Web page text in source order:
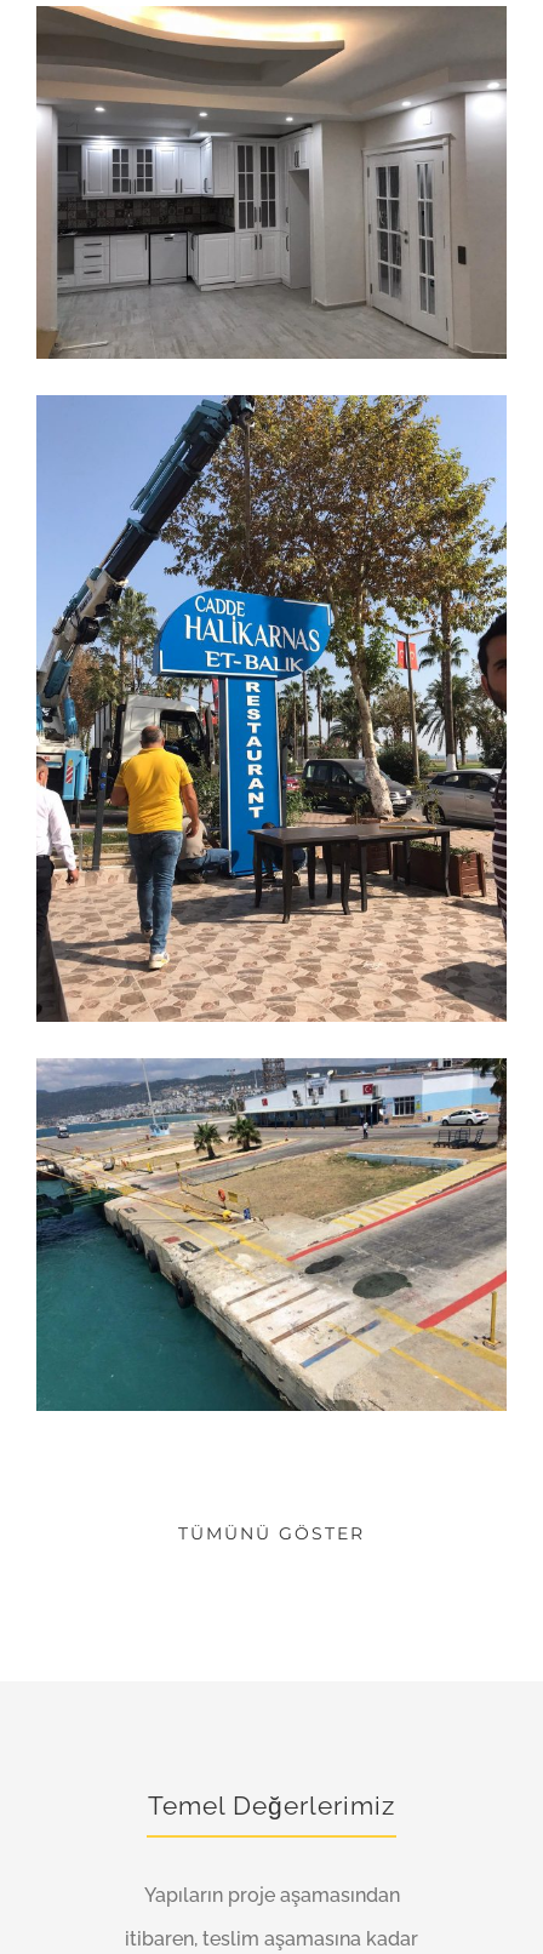
TÜMÜNÜ GÖSTER
Temel Değerlerimiz
Yapıların proje aşamasından
itibaren, teslim aşamasına kadar